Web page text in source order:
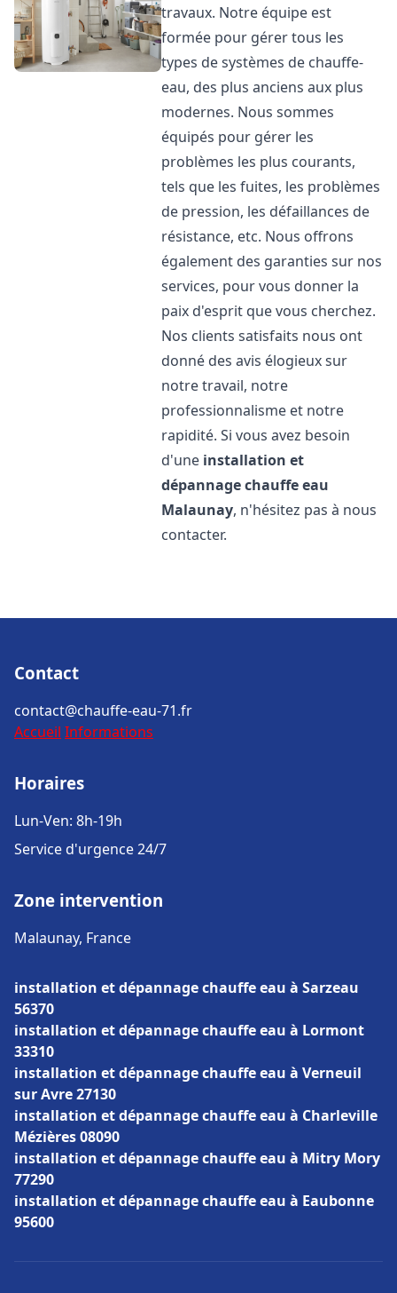
travaux. Notre équipe est
formée pour gérer tous les
types de systèmes de chauffe-
eau, des plus anciens aux plus
modernes. Nous sommes
équipés pour gérer les
problèmes les plus courants,
tels que les fuites, les problèmes
de pression, les défaillances de
résistance, etc. Nous offrons
également des garanties sur nos
services, pour vous donner la
paix d'esprit que vous cherchez.
Nos clients satisfaits nous ont
donné des avis élogieux sur
notre travail, notre
professionnalisme et notre
rapidité. Si vous avez besoin
d'une installation et
dépannage chauffe eau
Malaunay, n'hésitez pas à nous
contacter.
Contact
contact@chauffe-eau-71.fr
Accueil Informations
Horaires
Lun-Ven: 8h-19h
Service d'urgence 24/7
Zone intervention
Malaunay, France
installation et dépannage chauffe eau à Sarzeau
56370
installation et dépannage chauffe eau à Lormont
33310
installation et dépannage chauffe eau à Verneuil
sur Avre 27130
installation et dépannage chauffe eau à Charleville
Mézières 08090
installation et dépannage chauffe eau à Mitry Mory
77290
installation et dépannage chauffe eau à Eaubonne
95600